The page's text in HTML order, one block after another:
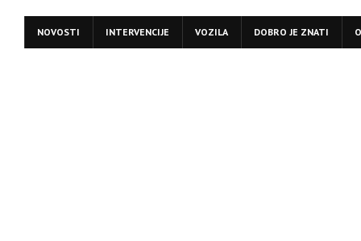
NOVOSTI INTERVENCIJE VOZILA DOBRO JE ZNATI